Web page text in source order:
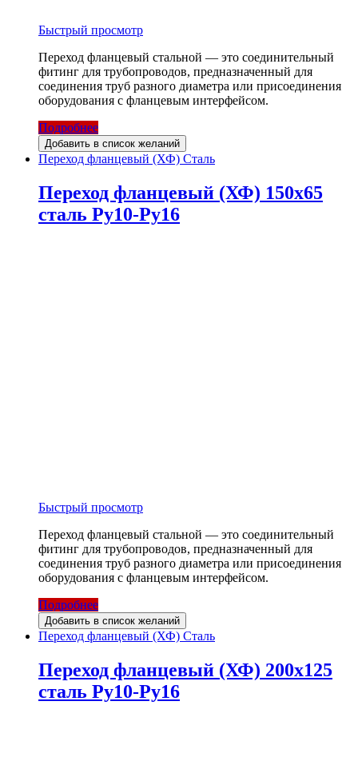
Быстрый просмотр
Переход фланцевый стальной — это соединительный
фитинг для трубопроводов, предназначенный для
соединения труб разного диаметра или присоединения
оборудования с фланцевым интерфейсом.
Подробнее
Добавить в список желаний
Переход фланцевый (ХФ) Сталь
Переход фланцевый (ХФ) 150х65
сталь Ру10-Ру16
Быстрый просмотр
Переход фланцевый стальной — это соединительный
фитинг для трубопроводов, предназначенный для
соединения труб разного диаметра или присоединения
оборудования с фланцевым интерфейсом.
Подробнее
Добавить в список желаний
Переход фланцевый (ХФ) Сталь
Переход фланцевый (ХФ) 200х125
сталь Ру10-Ру16